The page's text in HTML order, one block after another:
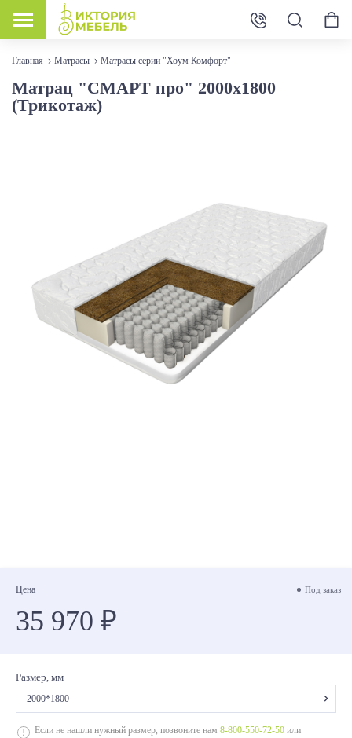
Главная Матрасы Матрасы серии "Хоум Комфорт"
Матрац "СМАРТ про" 2000х1800
(Трикотаж)
Цена Под заказ
35 970 ₽
Размер, мм
2000*1800
2000*800
Если не нашли нужный размер, позвоните нам 8-800-550-72-50 или